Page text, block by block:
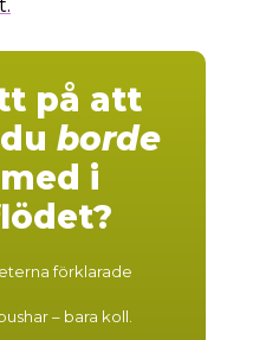
på att
borde
i
förklarade
– bara koll.